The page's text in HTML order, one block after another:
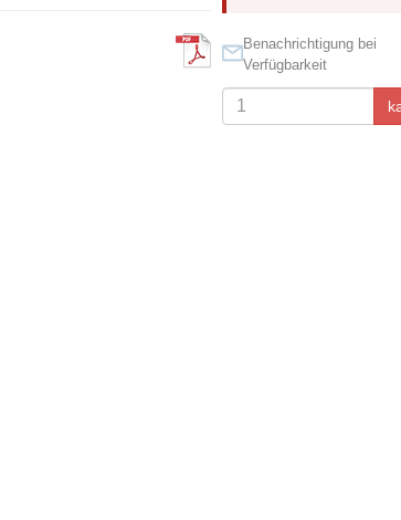
Benachrichtigung bei
Verfügbarkeit